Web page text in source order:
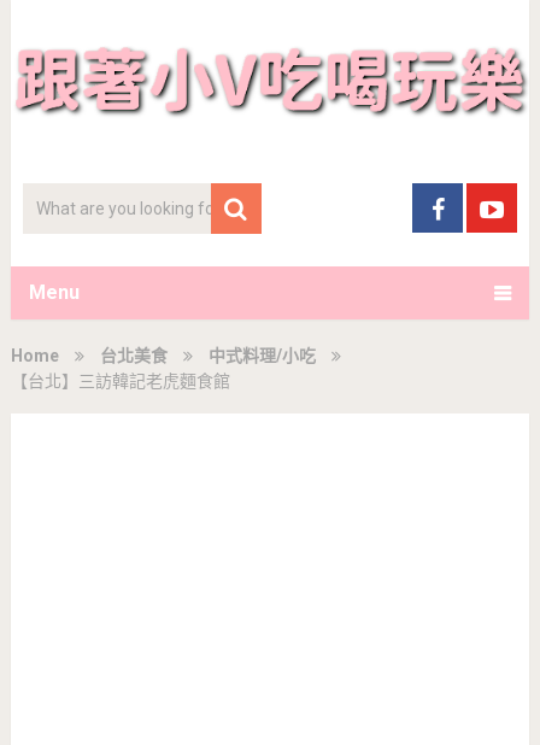
Menu
Home 台北美食
中式料理/小吃
【台北】三訪韓記老虎麵食館